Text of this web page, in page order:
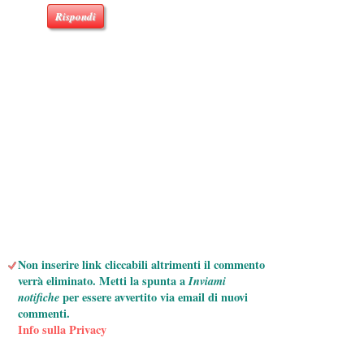
Rispondi
Non inserire link cliccabili altrimenti il commento
verrà eliminato. Metti la spunta aInviami
notificheper essere avvertito via email di nuovi
commenti.
Info sulla Privacy